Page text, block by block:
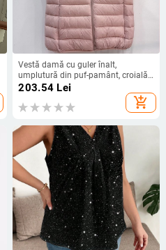
Vestă damă cu guler înalt,
umplutură din puf-pamânt, croială
Slim, lungime scurtă, căptușită
203.54 Lei
add_shopping_cart